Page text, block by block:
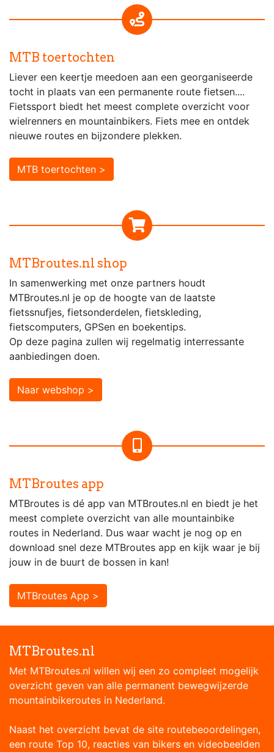
MTB toertochten
Liever een keertje meedoen aan een georganiseerde
tocht in plaats van een permanente route fietsen....
Fietssport biedt het meest complete overzicht voor
wielrenners en mountainbikers. Fiets mee en ontdek
nieuwe routes en bijzondere plekken.
MTB toertochten >
MTBroutes.nl shop
In samenwerking met onze partners houdt
MTBroutes.nl je op de hoogte van de laatste
fietssnufjes, fietsonderdelen, fietskleding,
fietscomputers, GPSen en boekentips.
Op deze pagina zullen wij regelmatig interressante
aanbiedingen doen.
Naar webshop >
MTBroutes app
MTBroutes is dé app van MTBroutes.nl en biedt je het
meest complete overzicht van alle mountainbike
routes in Nederland. Dus waar wacht je nog op en
download snel deze MTBroutes app en kijk waar je bij
jouw in de buurt de bossen in kan!
MTBroutes App >
MTBroutes.nl
Met MTBroutes.nl willen wij een zo compleet mogelijk
overzicht geven van alle permanent bewegwijzerde
mountainbikeroutes in Nederland.
Naast het overzicht bevat de site routebeoordelingen,
een route Top 10, reacties van bikers en videobeelden